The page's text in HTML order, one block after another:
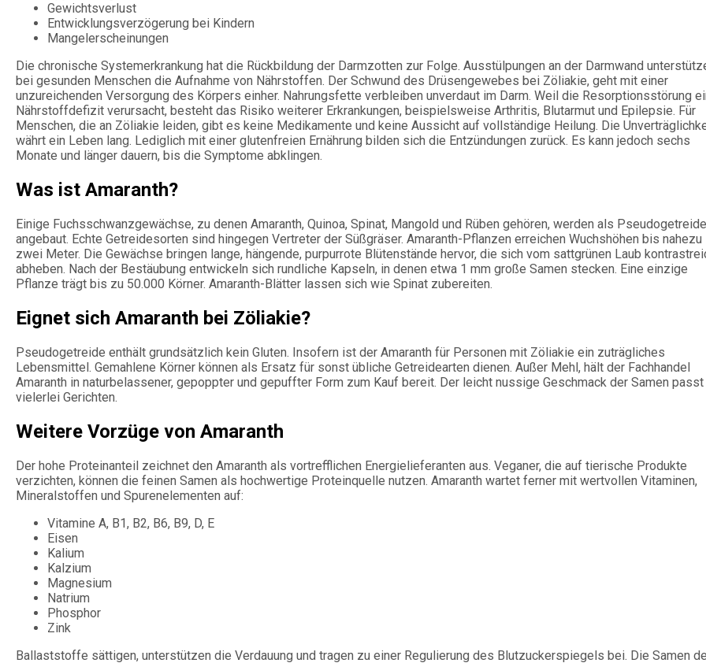
Gewichtsverlust
Entwicklungsverzögerung bei Kindern
Mangelerscheinungen
Die chronische Systemerkrankung hat die Rückbildung der Darmzotten zur Folge. Ausstülpungen an der Darmwand
bei gesunden Menschen die Aufnahme von Nährstoffen. Der Schwund des Drüsengewebes bei Zöliakie, geht mit einer
unzureichenden Versorgung des Körpers einher. Nahrungsfette verbleiben unverdaut im Darm. Weil die Resorptionsstörung
Nährstoffdefizit verursacht, besteht das Risiko weiterer Erkrankungen, beispielsweise Arthritis, Blutarmut und Epilepsie. Für
Menschen, die an Zöliakie leiden, gibt es keine Medikamente und keine Aussicht auf vollständige Heilung. Die
währt ein Leben lang. Lediglich mit einer glutenfreien Ernährung bilden sich die Entzündungen zurück. Es kann jedoch sechs
Monate und länger dauern, bis die Symptome abklingen.
Was ist Amaranth?
Einige Fuchsschwanzgewächse, zu denen Amaranth, Quinoa, Spinat, Mangold und Rüben gehören, werden als Pseudogetreide
angebaut. Echte Getreidesorten sind hingegen Vertreter der Süßgräser. Amaranth-Pflanzen erreichen Wuchshöhen bis nahezu
zwei Meter. Die Gewächse bringen lange, hängende, purpurrote Blütenstände hervor, die sich vom sattgrünen Laub
abheben. Nach der Bestäubung entwickeln sich rundliche Kapseln, in denen etwa 1 mm große Samen stecken. Eine einzige
Pflanze trägt bis zu 50.000 Körner. Amaranth-Blätter lassen sich wie Spinat zubereiten.
Eignet sich Amaranth bei Zöliakie?
Pseudogetreide enthält grundsätzlich kein Gluten. Insofern ist der Amaranth für Personen mit Zöliakie ein zuträgliches
Lebensmittel. Gemahlene Körner können als Ersatz für sonst übliche Getreidearten dienen. Außer Mehl, hält der Fachhandel
Amaranth in naturbelassener, gepoppter und gepuffter Form zum Kauf bereit. Der leicht nussige Geschmack der Samen passt
vielerlei Gerichten.
Weitere Vorzüge von Amaranth
Der hohe Proteinanteil zeichnet den Amaranth als vortrefflichen Energielieferanten aus. Veganer, die auf tierische Produkte
verzichten, können die feinen Samen als hochwertige Proteinquelle nutzen. Amaranth wartet ferner mit wertvollen Vitaminen,
Mineralstoffen und Spurenelementen auf:
Vitamine A, B1, B2, B6, B9, D, E
Eisen
Kalium
Kalzium
Magnesium
Natrium
Phosphor
Zink
Ballaststoffe sättigen, unterstützen die Verdauung und tragen zu einer Regulierung des Blutzuckerspiegels bei. Die Samen